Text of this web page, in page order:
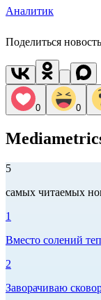
Аналитик
Поделиться
0 0
5
самых читаемых
1
Вместо солений
2
Заворачиваю